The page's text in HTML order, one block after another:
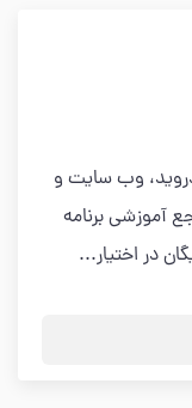
وب سایت و
آموزشی برنامه
در اختیار...